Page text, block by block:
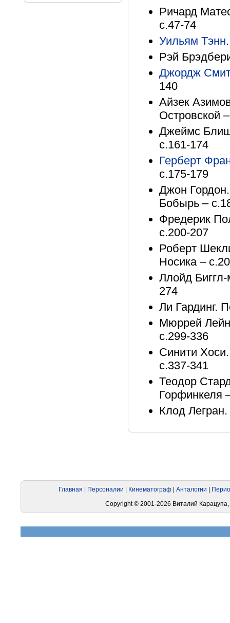
Ричард
с.47-74
Уильям Тэнн
Рэй
Джордж Смит
140
Айзек
Островской
Джеймс
с.161-174
Герберт
с.175-179
Джон
Бобырь –
Фредерик
с.200-207
Роберт
Носика –
Ллойд
274
Ли Гардинг.
Мюррей
с.299-336
Синити
с.337-341
Теодор
Горфинкеля
Клод